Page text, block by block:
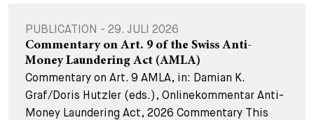
PUBLICATION - 29. JULI 2026
Commentary on Art. 9 of the Swiss Anti-
Money Laundering Act (AMLA)
Commentary on Art. 9 AMLA, in: Damian K.
Graf/Doris Hutzler (eds.), Onlinekommentar Anti-
Money Laundering Act, 2026 Commentary This